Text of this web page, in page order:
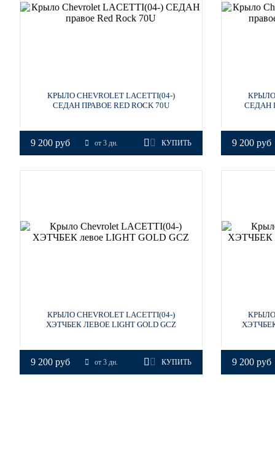
58U - DARK TURQUOISE
15U, 26V - IMPERIAL BLUE
КРЫЛО CHEVROLET LACETTI(04-)
СЕДАН ПРАВОЕ RED ROCK 70U
9 200 руб от 3 дн. КУПИТЬ
КРЫЛО
СЕДАН
9 200 руб
КРЫЛО CHEVROLET LACETTI(04-)
ХЭТЧБЕК ЛЕВОЕ LIGHT GOLD GCZ
9 200 руб от 3 дн. КУПИТЬ
КРЫЛО
9 200 руб